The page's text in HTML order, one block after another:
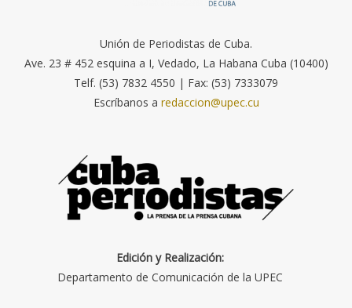
Unión de Periodistas de Cuba.
Ave. 23 # 452 esquina a I, Vedado, La Habana Cuba (10400)
Telf. (53) 7832 4550 | Fax: (53) 7333079
Escríbanos a redaccion@upec.cu
Edición y Realización:
Departamento de Comunicación de la UPEC